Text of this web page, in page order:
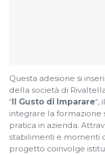
Questa adesione si
della società di
“ Il Gusto di Imparare“,
integrare la formazione
pratica in azienda.
stabilimenti e momenti
progetto coinvolge